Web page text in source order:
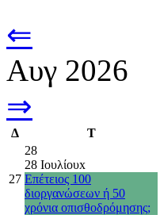
⇐
Αυγ 2026
⇒
Δ Τ
27
28
28 Ιουλίουx
Επέτειος 100
διοργανώσεων ή 50
χρόνια οπισθοδρόμησης;